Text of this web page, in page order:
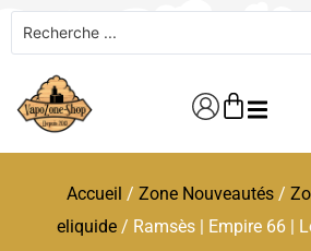
Accueil / Zone Nouveautés/
eliquide/ Ramsès | Empire 66 |